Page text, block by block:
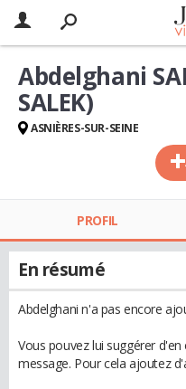
Abdelghani
SALEK)
ASNIÈRES-SUR-SEINE
PROFIL
En résumé
Abdelghani n'a pas encore
Vous pouvez lui suggérer
message. Pour cela ajoutez